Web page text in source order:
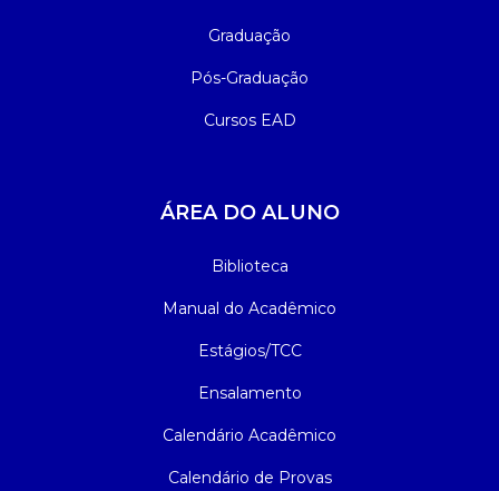
Graduação
Pós-Graduação
Cursos EAD
ÁREA DO ALUNO
Biblioteca
Manual do Acadêmico
Estágios/TCC
Ensalamento
Calendário Acadêmico
Calendário de Provas